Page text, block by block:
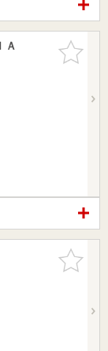
お気に入
りに追加
Ａ
お気に入
りに追加